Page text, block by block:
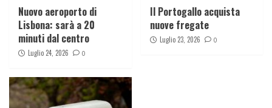
Nuovo aeroporto di
Lisbona: sarà a 20
minuti dal centro
Luglio 24, 2026 0
Il Portogallo acquista
nuove fregate
Luglio 23, 2026 0